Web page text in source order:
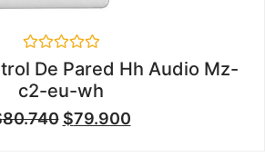
Valorado
en
0
de
5
De Pared Hh Audio Mz-
c2-eu-wh
80.740 $79.900